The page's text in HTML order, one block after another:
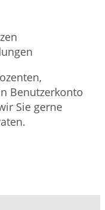
Benutzerkonto
Sie gerne